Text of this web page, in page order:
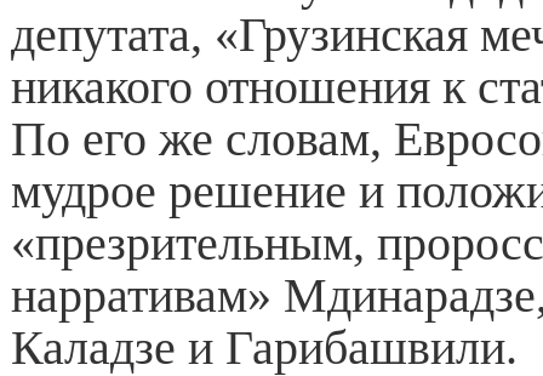
депутата, «Грузинская
никакого отношения к
По его же словам,
мудрое решение и
«презрительным,
нарративам»
Каладзе и Гарибашвили.